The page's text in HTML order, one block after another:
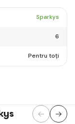
Sparkys
6
Pentru toți